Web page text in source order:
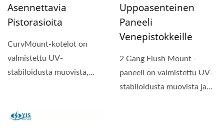
Asennettavia
Pistorasioita
CurvMount-kotelot on
valmistettu UV-
stabiloidusta muovista,
Uppoasenteinen
Paneeli
Venepistokkeille
2 Gang Flush Mount -
paneeli on valmistettu UV-
stabiloidusta muovista ja